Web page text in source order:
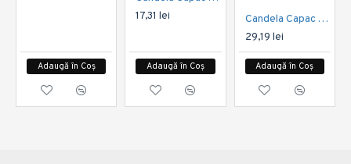
Adaugă în Coș
17,31 lei
Adaugă în Coș
Candela Capac Anti Vant T15 10 bucati
29,19 lei
Adaugă în Coș